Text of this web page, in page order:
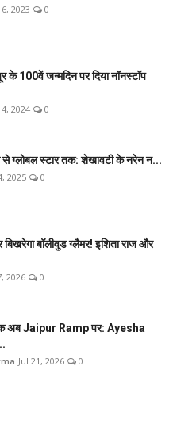
2023 0
के 100वें जन्मदिन पर दिया नॉनस्टॉप
2024 0
से ग्लोबल स्टार तक: शेखावटी के नरेन न...
2025 0
बॉलीवुड ग्लैमर! इशिता राज और
2026 0
अब Jaipur Ramp पर: Ayesha
Jul 21, 2026 0